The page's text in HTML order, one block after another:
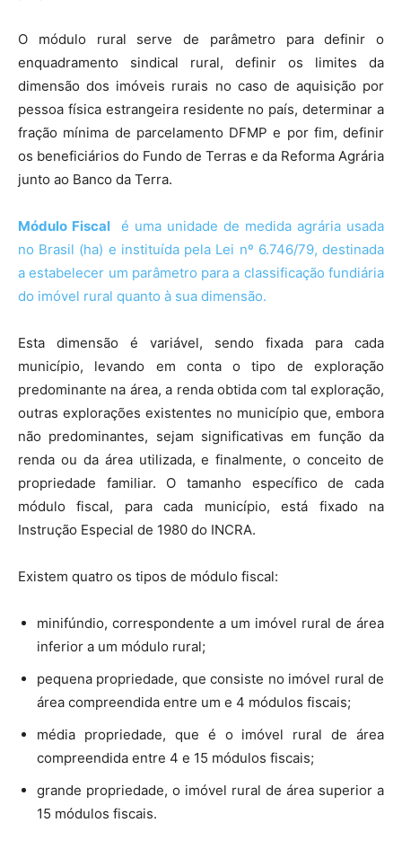
O módulo rural serve de parâmetro para definir o
enquadramento sindical rural, definir os limites da
dimensão dos imóveis rurais no caso de aquisição por
pessoa física estrangeira residente no país, determinar a
fração mínima de parcelamento DFMP e por fim, definir
os beneficiários do Fundo de Terras e da Reforma Agrária
junto ao Banco da Terra.
Módulo Fiscal é uma unidade de medida agrária usada
no Brasil (ha) e instituída pela Lei nº 6.746/79, destinada
a estabelecer um parâmetro para a classificação fundiária
do imóvel rural quanto à sua dimensão.
Esta dimensão é variável, sendo fixada para cada
município, levando em conta o tipo de exploração
predominante na área, a renda obtida com tal exploração,
outras explorações existentes no município que, embora
não predominantes, sejam significativas em função da
renda ou da área utilizada, e finalmente, o conceito de
propriedade familiar. O tamanho específico de cada
módulo fiscal, para cada município, está fixado na
Instrução Especial de 1980 do INCRA.
Existem quatro os tipos de módulo fiscal:
minifúndio, correspondente a um imóvel rural de área
inferior a um módulo rural;
pequena propriedade, que consiste no imóvel rural de
área compreendida entre um e 4 módulos fiscais;
média propriedade, que é o imóvel rural de área
compreendida entre 4 e 15 módulos fiscais;
grande propriedade, o imóvel rural de área superior a
15 módulos fiscais.